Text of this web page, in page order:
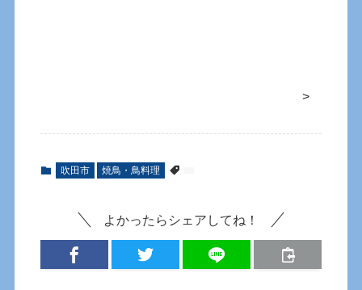
>
吹田市 焼鳥・鳥料理
よかったらシェアしてね！